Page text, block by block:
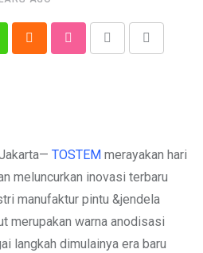
Cloud StumbleUpon
Print
Share
TOSTEM merayakan hari
meluncurkan inovasi terbaru
manufaktur pintu &jendela
merupakan warna anodisasi
langkah dimulainya era baru